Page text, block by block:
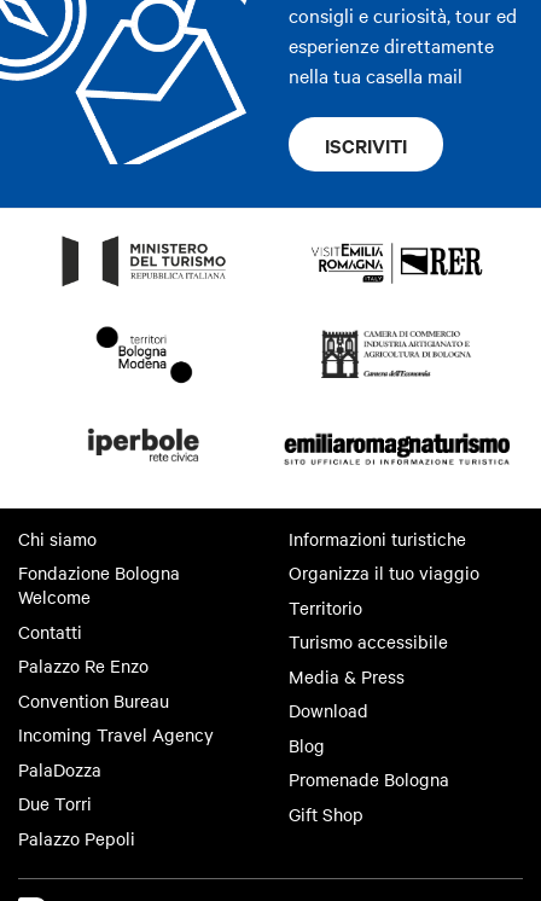
consigli e curiosità, tour ed
esperienze direttamente
nella tua casella mail
ISCRIVITI
Chi siamo
Fondazione Bologna
Welcome
Contatti
Palazzo Re Enzo
Convention Bureau
Incoming Travel Agency
PalaDozza
Due Torri
Palazzo Pepoli
Informazioni turistiche
Organizza il tuo viaggio
Territorio
Turismo accessibile
Media & Press
Download
Blog
Promenade Bologna
Gift Shop